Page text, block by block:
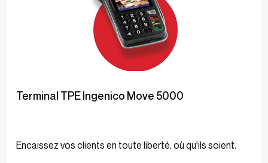
Terminal TPE Ingenico Move 5000
Encaissez vos clients en toute liberté, où qu'ils soient.